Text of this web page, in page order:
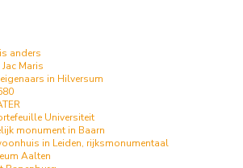
anders
Maris
in Hilversum
Universiteit
monument in Baarn
in Leiden, rijksmonumentaal
Aalten